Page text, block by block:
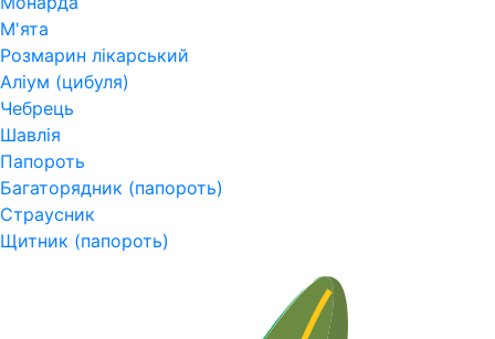
М'ята
Розмарин лікарський
Аліум (цибуля)
Чебрець
Шавлія
Папороть
Багаторядник (папороть)
Страусник
Щитник (папороть)